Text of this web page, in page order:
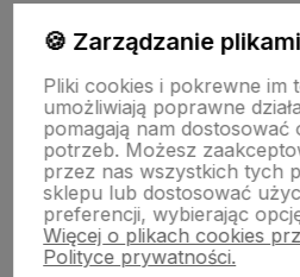
Inne
🍪 Zarządzanie
Pliki cookies i pokrewne im
umożliwiają poprawne
pomagają nam
potrzeb. Możesz
przez nas wszystkich tych
sklepu lub dostosować
preferencji, wybierając
Więcej o plikach cookies
Polityce prywatności.